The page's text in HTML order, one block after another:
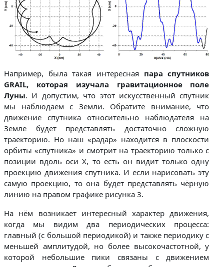
Например, была такая интересная пара спутников
GRAIL, которая изучала гравитационное поле
Луны. И допустим, что этот искусственный спутник
мы наблюдаем с Земли. Обратите внимание, что
движение спутника относительно наблюдателя на
Земле будет представлять достаточно сложную
траекторию. Но наш «радар» находится в плоскости
орбиты «спутника» и смотрит на траекторию только с
позиции вдоль оси Х, то есть он видит только одну
проекцию движения спутника. И если нарисовать эту
самую проекцию, то она будет представлять чёрную
линию на правом графике рисунка 3.
На нём возникает интересный характер движения,
когда мы видим два периодических процесса:
главный (с большой периодикой) и также периодику с
меньшей амплитудой, но более высокочастотной, у
которой небольшие пики связаны с движением